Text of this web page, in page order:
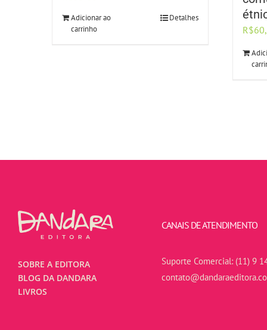
Adicionar ao
carrinho
Detalhes
R$
SOBRE A EDITORA
BLOG DA DANDARA
LIVROS
CANAIS DE ATENDIMENTO
Suporte Comercial: (11) 9